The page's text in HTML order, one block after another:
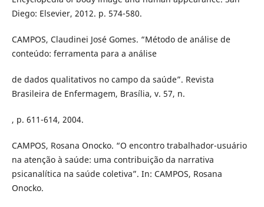
Diego: Elsevier, 2012. p. 574-580.
CAMPOS, Claudinei José Gomes. “Método de análise de
conteúdo: ferramenta para a análise
de dados qualitativos no campo da saúde”. Revista
Brasileira de Enfermagem, Brasília, v. 57, n.
, p. 611-614, 2004.
CAMPOS, Rosana Onocko. “O encontro trabalhador-usuário
na atenção à saúde: uma contribuição da narrativa
psicanalítica na saúde coletiva”. In: CAMPOS, Rosana
Onocko.